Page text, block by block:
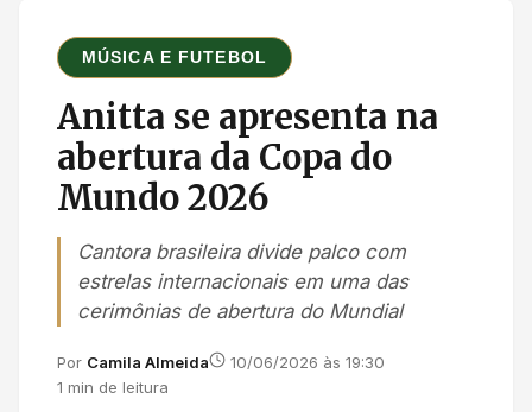
MÚSICA E FUTEBOL
Anitta se apresenta na
abertura da Copa do
Mundo 2026
Cantora brasileira divide palco com
estrelas internacionais em uma das
cerimônias de abertura do Mundial
Por Camila Almeida
10/06/2026 às 19:30
1 min de leitura